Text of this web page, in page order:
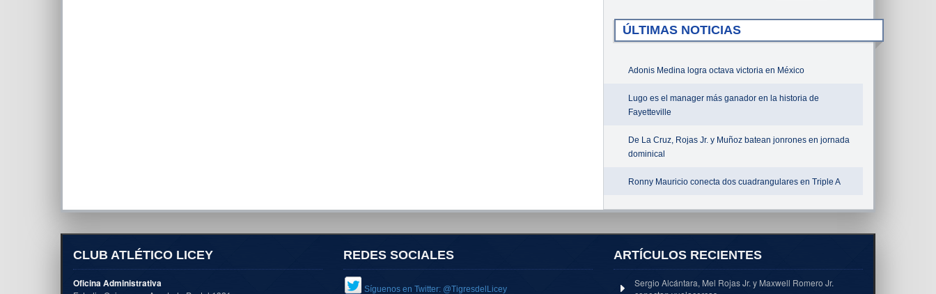
ÚLTIMAS NOTICIAS
Adonis Medina logra octava victoria en México
Lugo es el manager más ganador en la historia de
Fayetteville
De La Cruz, Rojas Jr. y Muñoz batean jonrones en jornada
dominical
Ronny Mauricio conecta dos cuadrangulares en Triple A
CLUB ATLÉTICO LICEY
Oficina Administrativa
REDES SOCIALES
Síguenos en Twitter: @TigresdelLicey
ARTÍCULOS RECIENTES
Sergio Alcántara, Mel Rojas Jr. y Maxwell Romero Jr.